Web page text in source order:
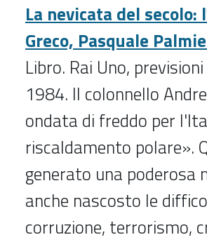
La nevicata del
Greco, Pasquale
Libro. Rai Uno,
1984. Il colonnello
ondata di freddo per
riscaldamento polare».
generato una poderosa
anche nascosto le
corruzione, terrorismo,